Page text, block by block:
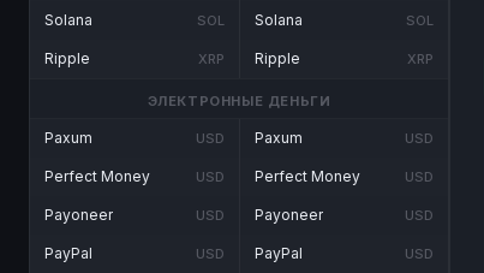
Solana SOL
Ripple XRP
Solana SOL
Ripple XRP
ЭЛЕКТРОННЫЕ ДЕНЬГИ
Paxum USD
Perfect Money USD
Payoneer USD
PayPal USD
Paxum USD
Perfect Money USD
Payoneer USD
PayPal USD